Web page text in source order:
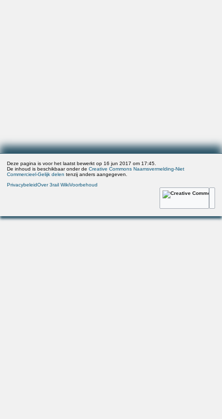
Deze pagina is voor het laatst bewerkt op 16 jun 2017 om 17:45.
De inhoud is beschikbaar onder deCreative Commons Naamsvermelding-Niet
Commercieel-Gelijk delen tenzij anders aangegeven.
PrivacybeleidOver 3rail WikiVoorbehoud